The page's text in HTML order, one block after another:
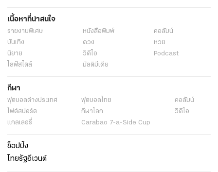
เนื้อหาที่น่าสนใจ
รายงานพิเศษ หนังสือพิมพ์
คอลัมน์
บันเทิง
ดวง
หวย
นิยาย
วิดีโอ
Podcast
ไลฟ์สไตล์
มัลติมีเดีย
กีฬา
ฟุตบอลต่่างประเทศ ฟุตบอลไทย
คอลัมน์
ไฟต์สปอร์ต
กีฬาโลก
วิดีโอ
แกลเลอรี่
Carabao 7-a-Side Cup
ช็อปปิ้ง
ไทยรัฐอีเวนต์